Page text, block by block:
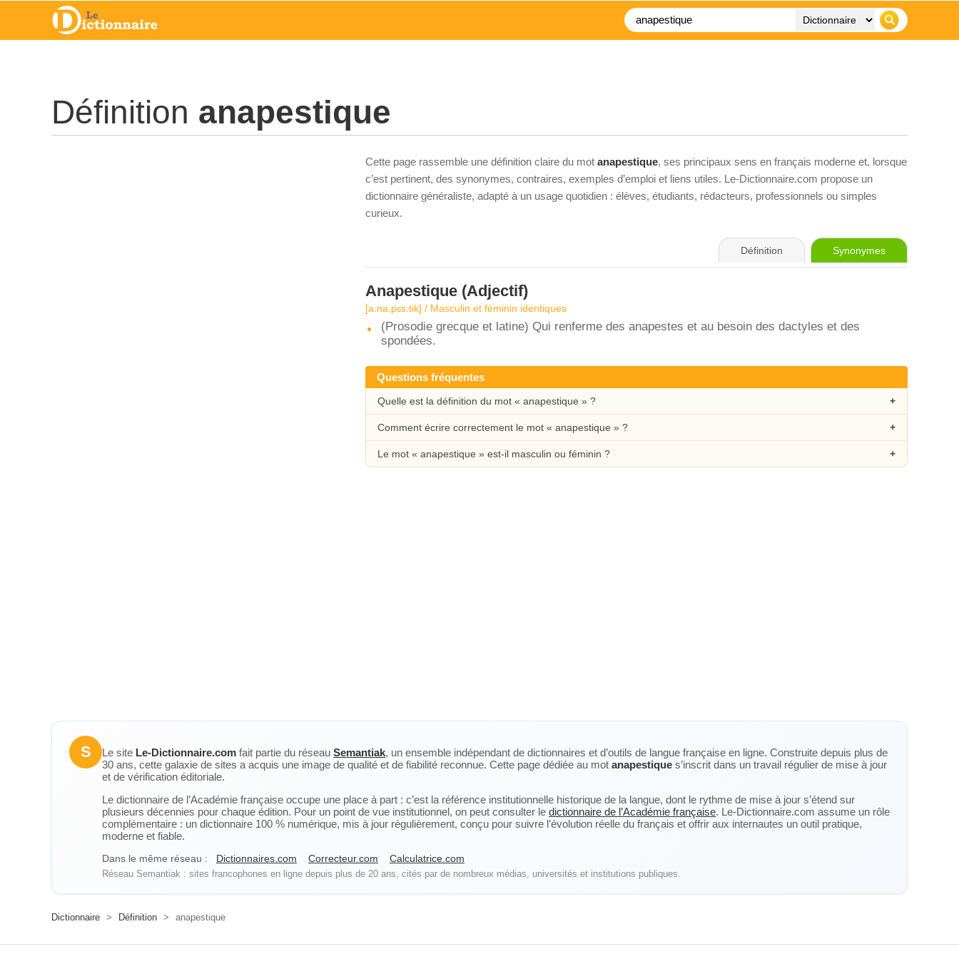
Définition anapestique
Cette page rassemble une définition claire du mot anapestique, ses principaux sens en français moderne et, lorsque
c’est pertinent, des synonymes, contraires, exemples d’emploi et liens utiles. Le-Dictionnaire.com propose un
dictionnaire généraliste, adapté à un usage quotidien : élèves, étudiants, rédacteurs, professionnels ou simples
curieux.
Définition Synonymes
Anapestique (Adjectif)
[a.na.pɛs.tik] / Masculin et féminin identiques
(Prosodie grecque et latine) Qui renferme des anapestes et au besoin des dactyles et des
spondées.
Questions fréquentes
Quelle est la définition du mot « anapestique » ?
Comment écrire correctement le mot « anapestique » ?
Le mot « anapestique » est-il masculin ou féminin ?
S Le site Le-Dictionnaire.com fait partie du réseau Semantiak, un ensemble indépendant de dictionnaires et d’outils de langue française en ligne. Construite depuis plus de
30 ans, cette galaxie de sites a acquis une image de qualité et de fiabilité reconnue. Cette page dédiée au mot anapestique s’inscrit dans un travail régulier de mise à jour
et de vérification éditoriale.
Le dictionnaire de l’Académie française occupe une place à part : c’est la référence institutionnelle historique de la langue, dont le rythme de mise à jour s’étend sur
plusieurs décennies pour chaque édition. Pour un point de vue institutionnel, on peut consulter le dictionnaire de l’Académie française. Le-Dictionnaire.com assume un rôle
complémentaire : un dictionnaire 100 % numérique, mis à jour régulièrement, conçu pour suivre l’évolution réelle du français et offrir aux internautes un outil pratique,
moderne et fiable.
Dans le même réseau : Dictionnaires.com Correcteur.com Calculatrice.com
Réseau Semantiak : sites francophones en ligne depuis plus de 20 ans, cités par de nombreux médias, universités et institutions publiques.
Dictionnaire > Définition > anapestique